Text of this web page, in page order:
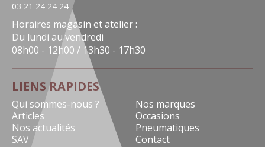
03 21 24 24 24
Horaires magasin et atelier :
Du lundi au vendredi
08h00 - 12h00 / 13h30 - 17h30
LIENS RAPIDES
Qui sommes-nous ?
Nos marques
Articles
Occasions
Nos actualités
Pneumatiques
SAV
Contact